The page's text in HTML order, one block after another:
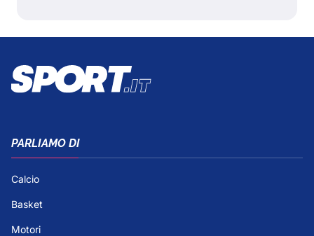
PARLIAMO DI
Calcio
Basket
Motori